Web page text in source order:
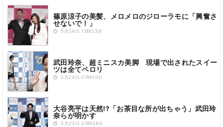
篠原涼子の美髪、メロメロのジローラモに「興奮さ
せないで！」
5月24日 13時33分
武田玲奈、超ミニスカ美脚 現場で出されたスイー
ツは全てペロリ
5月24日 07時50分
大谷亮平は天然!?「お茶目な所が出ちゃう」武田玲
奈らが明かす
5月23日 23時36分